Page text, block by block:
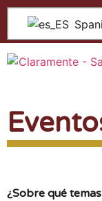
¿Sobre qué